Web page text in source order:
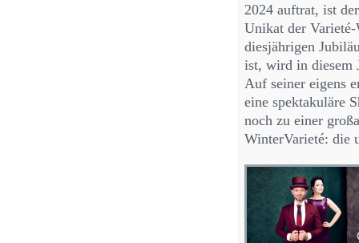
2024 auftrat, ist
Unikat der
diesjährigen
ist, wird in diesem
Auf seiner eigens
eine spektakuläre
noch zu einer
WinterVarieté: die